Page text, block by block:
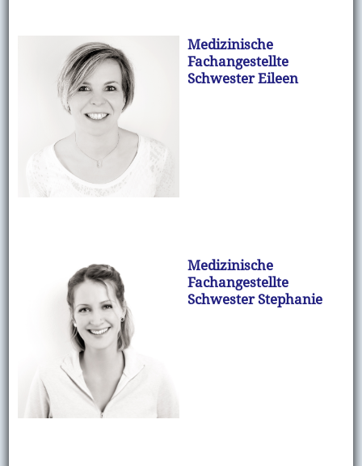
Medizinische
Fachangestellte
Schwester Eileen
Medizinische
Fachangestellte
Schwester Stephanie